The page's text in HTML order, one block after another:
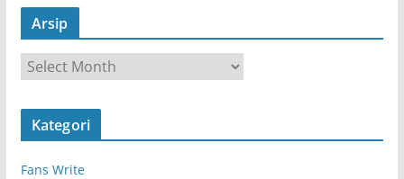
Arsip
r
s
Kategori
Fans Write